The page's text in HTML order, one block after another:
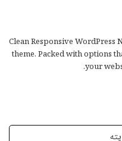
Clean Responsive WordPress
theme. Packed with options
your